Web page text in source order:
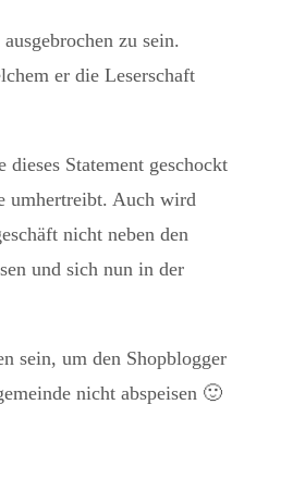
zu sein.
er die Leserschaft
Statement geschockt
umhertreibt. Auch wird
nicht neben den
und sich nun in der
sein, um den Shopblogger
nicht abspeisen 🙂